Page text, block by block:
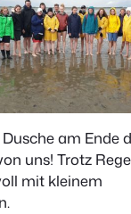
am Ende
uns! Trotz
mit kleinem